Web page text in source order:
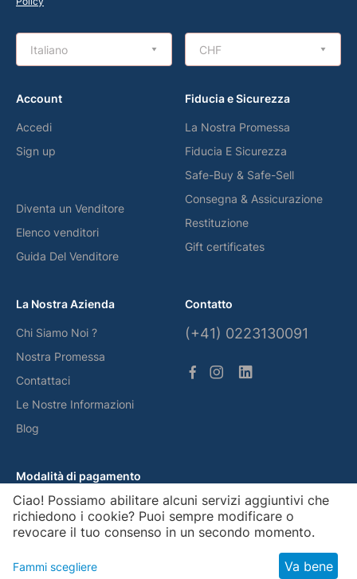
Italiano CHF
Account
Accedi
Sign up
Diventa un Venditore
Elenco venditori
Guida Del Venditore
Fiducia e Sicurezza
La Nostra Promessa
Fiducia E Sicurezza
Safe-Buy & Safe-Sell
Consegna & Assicurazione
Restituzione
Gift certificates
La Nostra Azienda
Chi Siamo Noi ?
Nostra Promessa
Contattaci
Le Nostre Informazioni
Blog
Contatto
(+41) 0223130091
Modalità di pagamento
© Gemsquar, 2026
Ciao! Possiamo abilitare alcuni servizi aggiuntivi che
richiedono i cookie? Puoi sempre modificare o
revocare il tuo consenso in un secondo momento.
Fammi scegliere Va bene